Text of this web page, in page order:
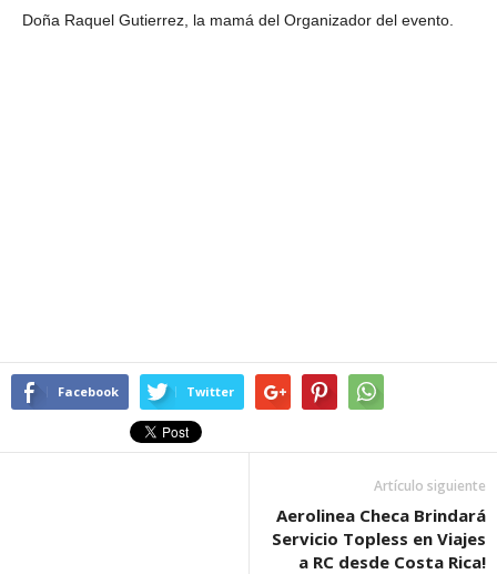
Doña Raquel Gutierrez, la mamá del Organizador del evento.
Facebook Twitter
Artículo siguiente
Aerolinea Checa Brindará
Servicio Topless en Viajes
a RC desde Costa Rica!